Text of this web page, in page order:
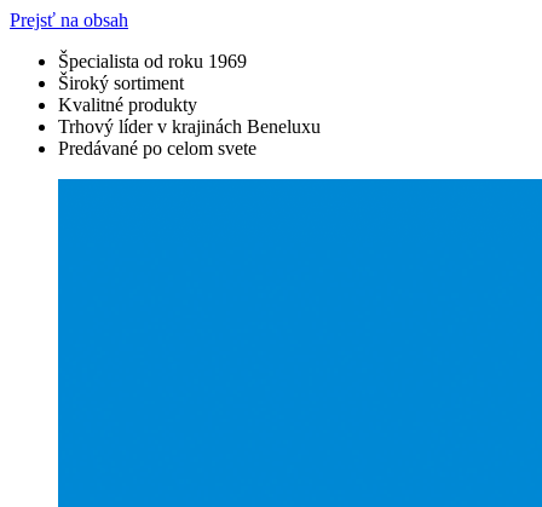
Prejsť na obsah
Špecialista od roku 1969
Široký sortiment
Kvalitné produkty
Trhový líder v krajinách Beneluxu
Predávané po celom svete